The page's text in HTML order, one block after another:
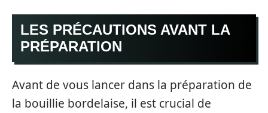
LES PRÉCAUTIONS AVANT LA
PRÉPARATION
Avant de vous lancer dans la préparation de
la bouillie bordelaise, il est crucial de